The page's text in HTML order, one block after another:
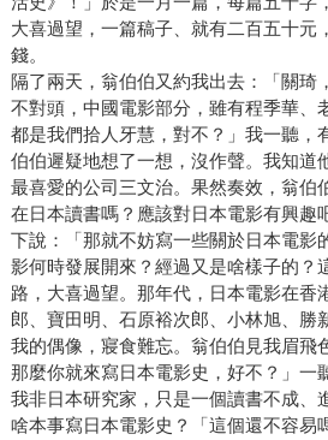
大喜過望，一篇稿子、就有二百五十元
錢。
隔了兩天，翁伯伯又約我出去：「關琦
不對頭，中國電影部分，雖有程季華、
都是我們拾人牙慧，對不？」我一聽，
伯伯遲疑地想了一想，沒作聲。我知道
最喜愛的公司三文治。果然奏效，翁伯
在日本讀書嗎？應該對日本電影有興趣
下說：「那就不妨寫一些關於日本電影
影何時發展開來？經過又是啥樣子的？
路，大喜過望。那年代，日本電影在香
郎、寶田明、石原裕次郎、小林旭、勝
我的偶像，寢食難忘。翁伯伯見我眉飛
那麼你就來寫日本電影史，好不？」一
我非日本研究家，只是一個讀書不成、
啥本事寫日本電影史？「這個還不容易